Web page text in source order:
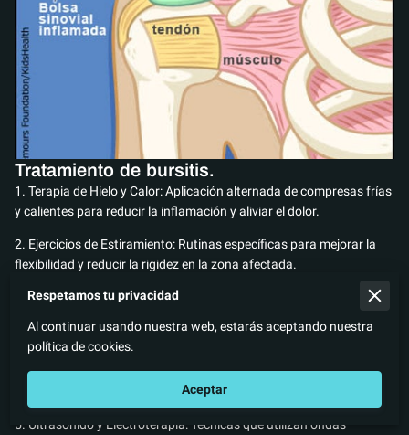
Tratamiento de bursitis.
1. Terapia de Hielo y Calor: Aplicación alternada de compresas frías
y calientes para reducir la inflamación y aliviar el dolor.
2. Ejercicios de Estiramiento: Rutinas específicas para mejorar la
flexibilidad y reducir la rigidez en la zona afectada.
3. Fortalecimiento Muscular: Ejercicios graduales para fortalecer
los músculos alrededor de la articulación, proporcionando mayor
soporte.
4. Técnicas de Masaje: Masajes terapéuticos para aliviar la tensión
muscular y mejorar la circulación sanguínea.
5. Ultrasonido y Electroterapia: Técnicas que utilizan ondas
Respetamos tu privacidad
Al continuar usando nuestra web, estarás aceptando nuestra
política de cookies.
Aceptar